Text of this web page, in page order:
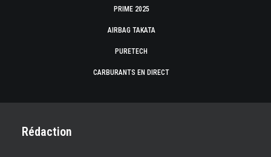
PRIME 2025
AIRBAG TAKATA
PURETECH
CARBURANTS EN DIRECT
Rédaction